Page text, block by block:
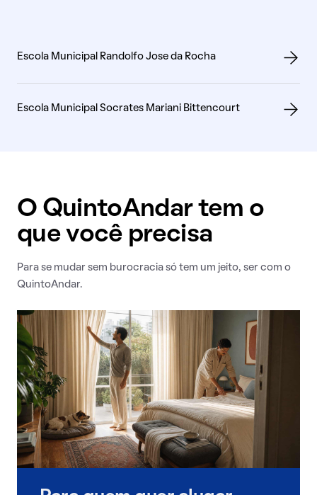
Escola Municipal Randolfo Jose da Rocha
Escola Municipal Socrates Mariani Bittencourt
O QuintoAndar tem o
que você precisa
Para se mudar sem burocracia só tem um jeito, ser com o
QuintoAndar.